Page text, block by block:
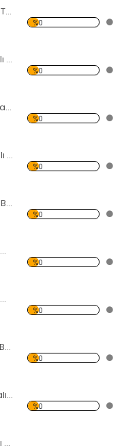
Burnunu Tutan Çocuk Temalı Banyo Sticker
%0
Dürbünlü Kadın Temalı Banyo Sticker
%0
Köpek Balığı Temalı Banyo Sticker
%0
7'li Köpek Balığı Temalı Banyo Sticker
%0
Tatlı Örümcek Temalı Banyo Sticker
%0
Bayanı İzleyen Bay Temalı Banyo Sticker
%0
Bombalayan Uçak Temalı Banyo Sticker
%0
İşeyen Çocuk Temalı Banyo Sticker
%0
Gülen Damlacık Temalı Banyo Sticker
%0
Bebek Drakula Temalı Banyo Sticker